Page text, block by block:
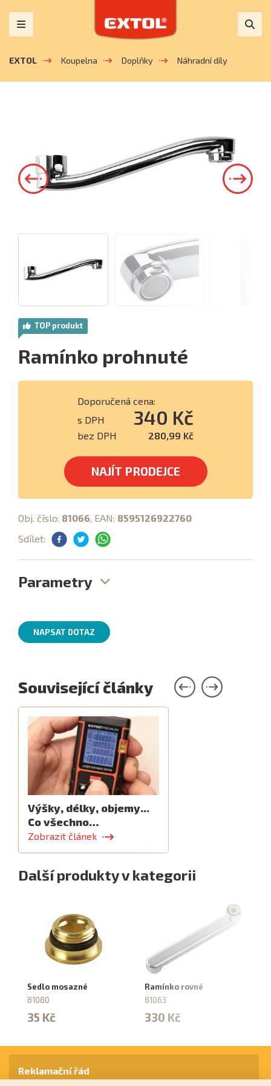
EXTOL Koupelna Doplňky Náhradní díly
TOP produkt
Ramínko prohnuté
Doporučená cena:
s DPH
340 Kč
bez DPH 280,99 Kč
NAJÍT PRODEJCE
Obj. číslo: 81066 , EAN: 8595126922760
Sdílet:
Parametry
NAPSAT DOTAZ
Související články
Výšky, délky, objemy...
Co všechno…
Zobrazit článek
Další produkty v kategorii
Sedlo mosazné
81080
35 Kč
Ramínko rovné
81063
330 Kč
Reklamační řád